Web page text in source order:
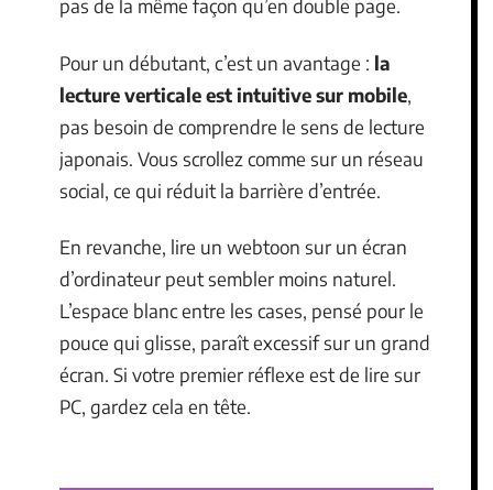
pas de la même façon qu’en double page.
Pour un débutant, c’est un avantage : la
lecture verticale est intuitive sur mobile,
pas besoin de comprendre le sens de lecture
japonais. Vous scrollez comme sur un réseau
social, ce qui réduit la barrière d’entrée.
En revanche, lire un webtoon sur un écran
d’ordinateur peut sembler moins naturel.
L’espace blanc entre les cases, pensé pour le
pouce qui glisse, paraît excessif sur un grand
écran. Si votre premier réflexe est de lire sur
PC, gardez cela en tête.